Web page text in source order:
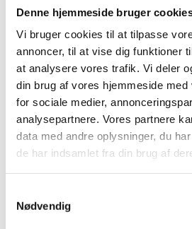
Denne hjemmeside bruger
Vi bruger cookies til at tilpasse
annoncer, til at vise dig funktioner
at analysere vores trafik. Vi deler
din brug af vores hjemmeside med
for sociale medier,
analysepartnere. Vores partnere
data med andre oplysninger, du
de har indsamlet fra din brug af
Nødvendig
udmelding kom fra en af
bør vi gøre noget
Skolelærerne er både
af at præsentere
gymnasiale, og det er
af live på en arbejdsplads.